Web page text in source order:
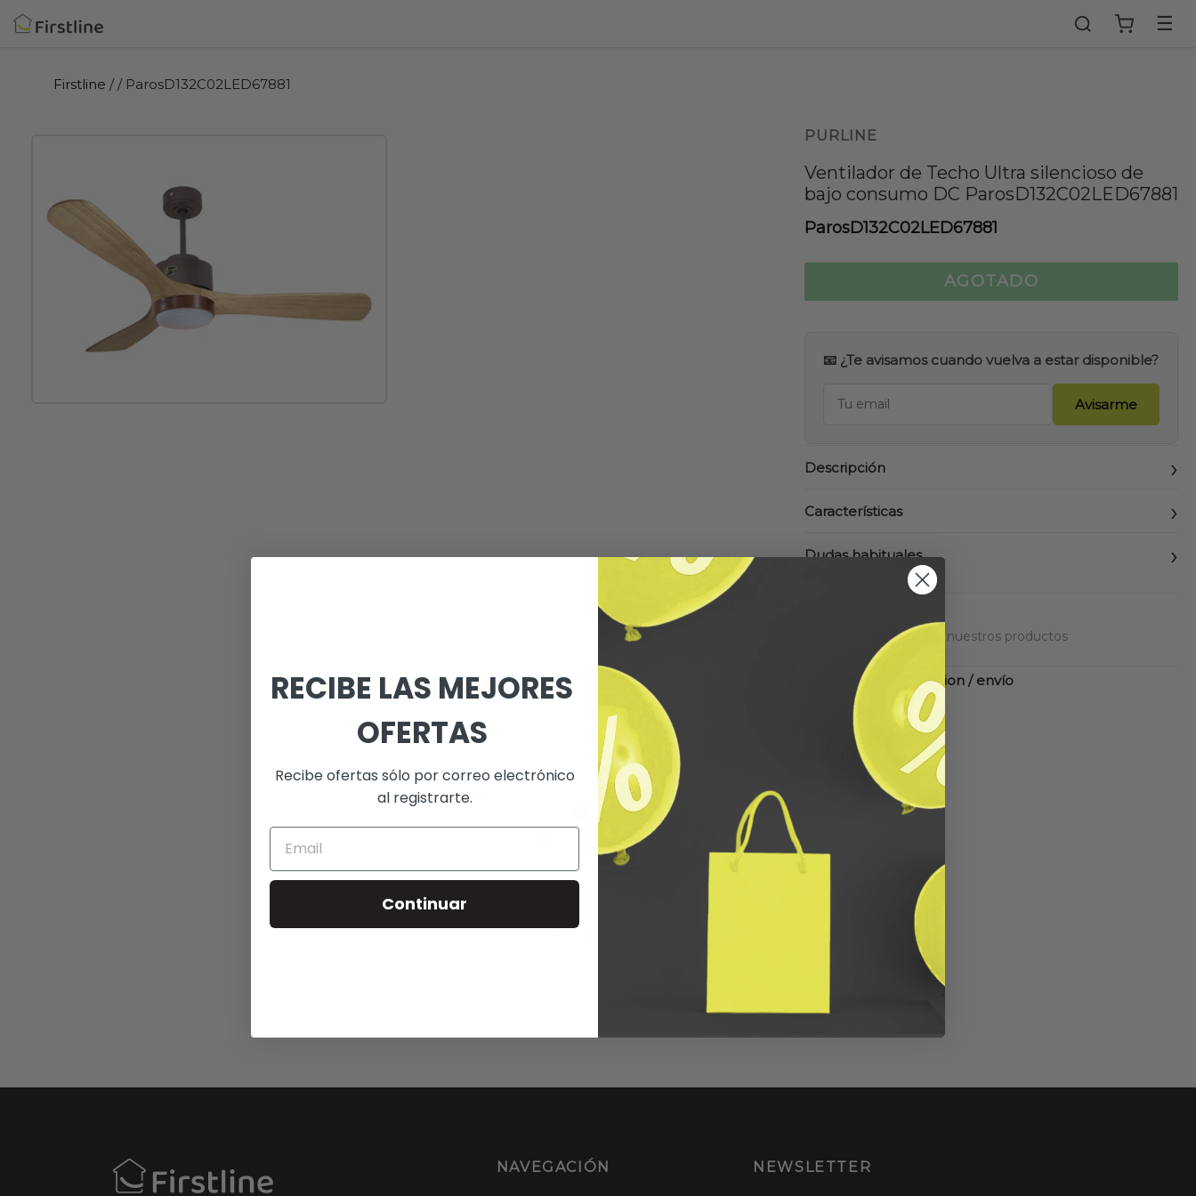
directamente
☰
Firstline // ParosD132C02LED67881
PURLINE
Ventilador de Techo Ultra silencioso de
bajo consumo DC ParosD132C02LED67881
ParosD132C02LED67881
AGOTADO
📧 ¿Te avisamos cuando vuelva a estar disponible?
Avisarme
Descripción
Características
Dudas habituales
Hasta 3 años en todos nuestros productos
Tiempo de preparacion / envío
24-48 horas
NAVEGACIÓN NEWSLETTER
RECIBE LAS MEJORES
OFERTAS
Recibe ofertas sólo por correo electrónico
al registrarte.
Continuar